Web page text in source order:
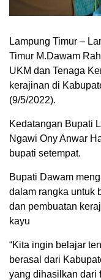
Lampung Timur –
Timur M.Dawam
UKM dan Tenaga
kerajinan di
(9/5/2022).
Kedatangan Bupati
Ngawi Ony Anwar
bupati setempat.
Bupati Dawam
dalam rangka untuk
dan pembuatan
kayu
“Kita ingin belajar
berasal dari
yang dihasilkan dari